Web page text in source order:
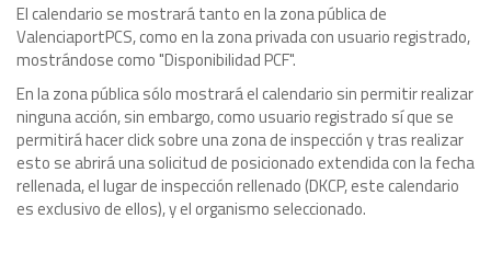
El calendario se mostrará tanto en la zona pública de
ValenciaportPCS, como en la zona privada con usuario registrado,
mostrándose como "Disponibilidad PCF".
En la zona pública sólo mostrará el calendario sin permitir realizar
ninguna acción, sin embargo, como usuario registrado sí que se
permitirá hacer click sobre una zona de inspección y tras realizar
esto se abrirá una solicitud de posicionado extendida con la fecha
rellenada, el lugar de inspección rellenado (DKCP, este calendario
es exclusivo de ellos), y el organismo seleccionado.